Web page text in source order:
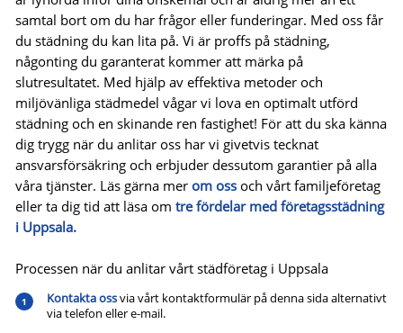
samtal bort om du har frågor eller funderingar. Med oss får
du städning du kan lita på. Vi är proffs på städning,
någonting du garanterat kommer att märka på
slutresultatet. Med hjälp av effektiva metoder och
miljövänliga städmedel vågar vi lova en optimalt utförd
städning och en skinande ren fastighet! För att du ska känna
dig trygg när du anlitar oss har vi givetvis tecknat
ansvarsförsäkring och erbjuder dessutom garantier på alla
våra tjänster. Läs gärna mer om ossoch vårt familjeföretag
eller ta dig tid att läsa om tre fördelar med företagsstädning
i Uppsala.
Processen när du anlitar vårt städföretag i Uppsala
Kontakta ossvia vårt kontaktformulär på denna sida alternativt
via telefon eller e-mail.